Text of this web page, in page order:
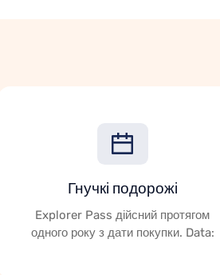
Гнучкі подорожі
Explorer Pass дійсний протягом
одного року з дати покупки. Data: